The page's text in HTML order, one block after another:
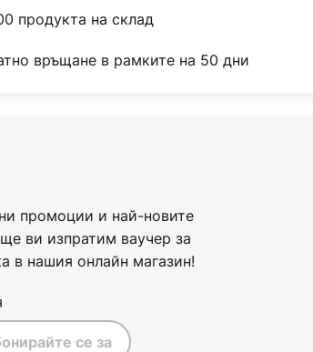
продукта на склад
връщане в рамките на 50 дни
промоции и най-новите
ви изпратим ваучер за
в нашия онлайн магазин!
се за